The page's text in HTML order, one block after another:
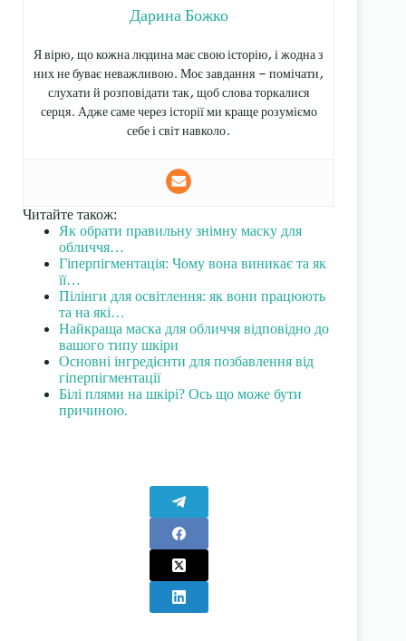
Дарина Божко
Я вірю, що кожна людина має свою історію, і жодна з
них не буває неважливою. Моє завдання — помічати,
слухати й розповідати так, щоб слова торкалися
серця. Адже саме через історії ми краще розуміємо
себе і світ навколо.
Читайте також:
Як обрати правильну знімну маску для
обличчя…
Гіперпігментація: Чому вона виникає та як
її…
Пілінги для освітлення: як вони працюють
та на які…
Найкраща маска для обличчя відповідно до
вашого типу шкіри
Основні інгредієнти для позбавлення від
гіперпігментації
Білі плями на шкірі? Ось що може бути
причиною.